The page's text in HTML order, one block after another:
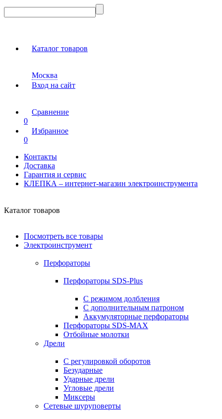
Каталог товаров
Москва
Вход на сайт
Сравнение
0
Избранное
0
Контакты
Доставка
Гарантия и сервис
КЛЕПКА – интернет-магазин электроинструмента
Каталог товаров
Посмотреть все товары
Электроинструмент
Перфораторы
Перфораторы SDS-Plus
С режимом долбления
С дополнительным патроном
Аккумуляторные перфораторы
Перфораторы SDS-MAX
Отбойные молотки
Дрели
С регулировкой оборотов
Безударные
Ударные дрели
Угловые дрели
Миксеры
Сетевые шуруповерты